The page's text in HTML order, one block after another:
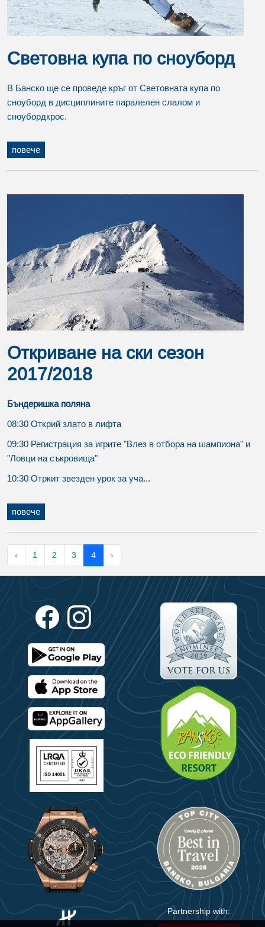
Световна купа по сноуборд
В Банско ще се проведе кръг от Световната купа по
сноуборд в дисциплините паралелен слалом и
сноубордкрос.
повече
Откриване на ски сезон
2017/2018
Бъндеришка поляна
08:30 Открий злато в лифта
09:30 Регистрация за игрите "Влез в отбора на шампиона" и
"Ловци на съкровища"
10:30 Отркит звезден урок за уча...
повече
‹ 1 2 3 4 ›
Partnership with: